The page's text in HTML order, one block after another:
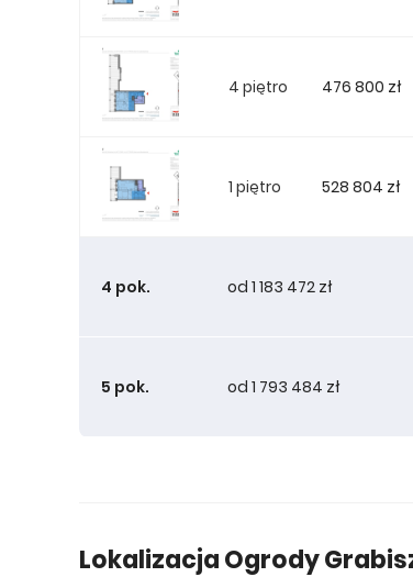
4 piętro 476 800 zł
1 piętro 528 804 zł
4 pok. od 1 183 472 zł
5 pok. od 1 793 484 zł
Lokalizacja Ogrody